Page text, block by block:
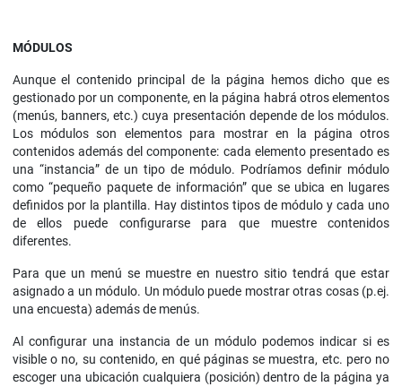
MÓDULOS
Aunque el contenido principal de la página hemos dicho que es
gestionado por un componente, en la página habrá otros elementos
(menús, banners, etc.) cuya presentación depende de los módulos.
Los módulos son elementos para mostrar en la página otros
contenidos además del componente: cada elemento presentado es
una “instancia” de un tipo de módulo. Podríamos definir módulo
como “pequeño paquete de información” que se ubica en lugares
definidos por la plantilla. Hay distintos tipos de módulo y cada uno
de ellos puede configurarse para que muestre contenidos
diferentes.
Para que un menú se muestre en nuestro sitio tendrá que estar
asignado a un módulo. Un módulo puede mostrar otras cosas (p.ej.
una encuesta) además de menús.
Al configurar una instancia de un módulo podemos indicar si es
visible o no, su contenido, en qué páginas se muestra, etc. pero no
escoger una ubicación cualquiera (posición) dentro de la página ya